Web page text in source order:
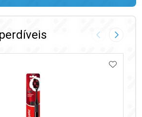
FECHAR
FECHAR
Imagem